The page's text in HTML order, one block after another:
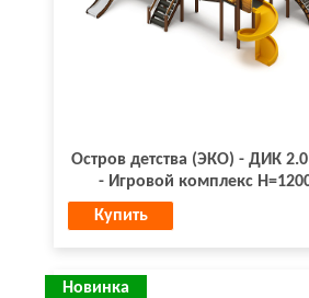
Остров детства (ЭКО) - ДИК
- Игровой комплекс
Купить
Новинка